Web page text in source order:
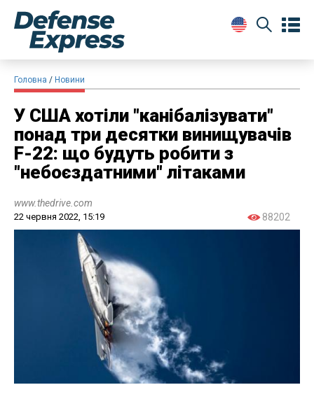
Головна Новини
У США хотіли "канібалізувати"
понад три десятки винищувачів
F-22: що будуть робити з
"небоєздатними" літаками
www.thedrive.com
22 червня 2022, 15:19 88202